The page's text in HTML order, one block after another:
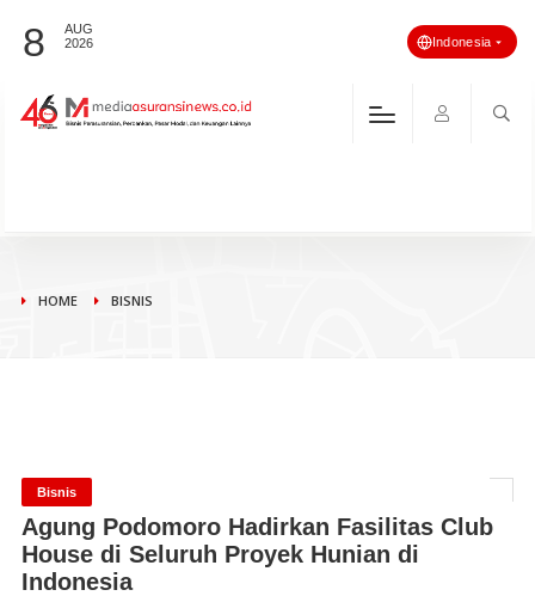
8
AUG
2026
Indonesia
HOME BISNIS
Bisnis
Agung Podomoro Hadirkan Fasilitas Club
House di Seluruh Proyek Hunian di
Indonesia